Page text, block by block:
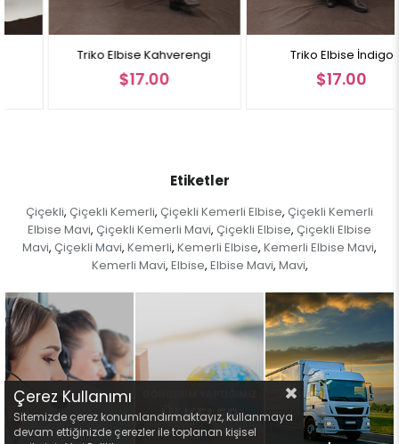
Not: Ürün renginde konsept fotoğraf çekimlerinden dolayı ton farkı
Triko Elbise Kahverengi
$17.00
Triko Elbise İndigo
$17.00
Etiketler
Çiçekli, Çiçekli Kemerli, Çiçekli Kemerli Elbise, Çiçekli Kemerli
Elbise Mavi, Çiçekli Kemerli Mavi, Çiçekli Elbise, Çiçekli Elbise
Mavi, Çiçekli Mavi, Kemerli, Kemerli Elbise, Kemerli Elbise Mavi,
Kemerli Mavi, Elbise, Elbise Mavi, Mavi,
Çerez Kullanımı
Sitemizde çerez konumlandırmaktayız, kullanmaya
devam ettiğinizde çerezler ile toplanan kişisel